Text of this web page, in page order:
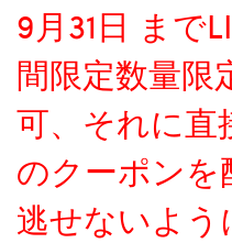
9月31日 まで
間限定数量限
可、それに直
のクーポンを
逃せないよう